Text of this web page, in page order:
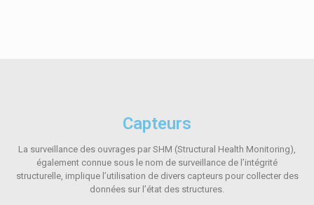
Capteurs
La surveillance des ouvrages par SHM (Structural Health Monitoring),
également connue sous le nom de surveillance de l’intégrité
structurelle, implique l’utilisation de divers capteurs pour collecter des
données sur l’état des structures.